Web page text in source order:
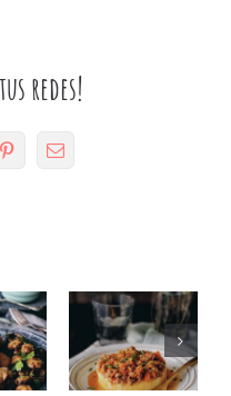
redes!
PinterestCorreo
electrónico
butifarra
con puré